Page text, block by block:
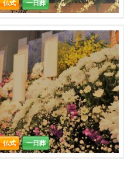
仏式 一日葬
仏式 一日葬